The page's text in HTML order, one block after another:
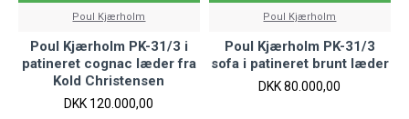
Poul Kjærholm
Poul Kjærholm PK-31/3 i
patineret cognac læder fra
Kold Christensen
DKK 120.000,00
Poul Kjærholm
Poul Kjærholm PK-31/3
sofa i patineret brunt læder
DKK 80.000,00